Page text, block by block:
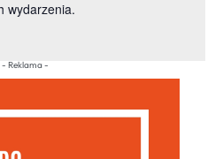
wydarzenia.
- Reklama -